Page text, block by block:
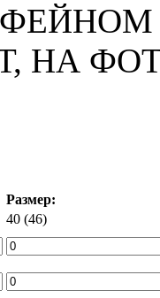
НА
Размер:
40 (46)